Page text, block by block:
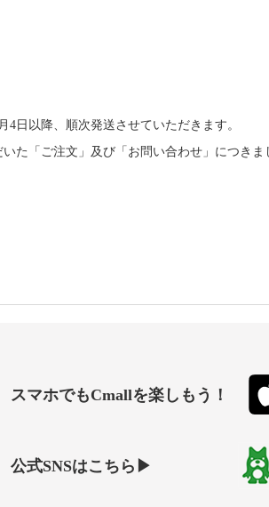
4日以降、順次発送させていただきます。
いた「ご注文」及び「お問い合わせ」につきま
スマホでもCmallを楽しもう！
公式SNSはこちら▶